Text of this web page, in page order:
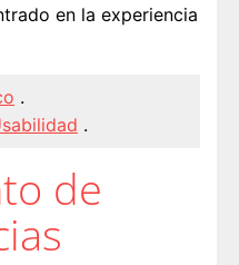
en la experiencia
.
.
de